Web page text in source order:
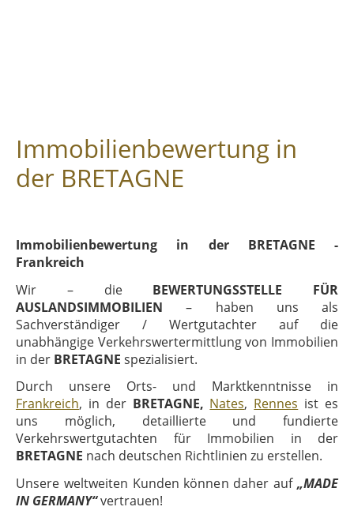
Immobilienbewertung in
der BRETAGNE
Immobilienbewertung in der BRETAGNE -
Frankreich
Wir – die BEWERTUNGSSTELLE FÜR
AUSLANDSIMMOBILIEN – haben uns als
Sachverständiger / Wertgutachter auf die
unabhängige Verkehrswertermittlung von Immobilien
in der BRETAGNE spezialisiert.
Durch unsere Orts- und Marktkenntnisse in
Frankreich, in der BRETAGNE, Nates, Rennes ist es
uns möglich, detaillierte und fundierte
Verkehrswertgutachten für Immobilien in der
BRETAGNE nach deutschen Richtlinien zu erstellen.
Unsere weltweiten Kunden können daher auf „MADE
IN GERMANY“vertrauen!